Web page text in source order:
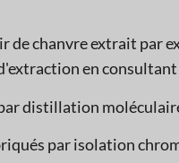
de chanvre extrait par
en
distillation
par isolation